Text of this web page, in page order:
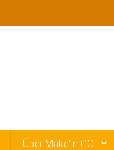
Über Make‘ n GO